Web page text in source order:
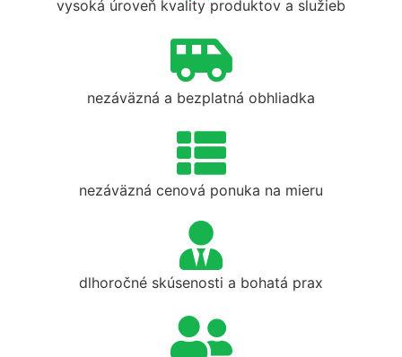
vysoká úroveň kvality produktov a služieb
nezáväzná a bezplatná obhliadka
nezáväzná cenová ponuka na mieru
dlhoročné skúsenosti a bohatá prax